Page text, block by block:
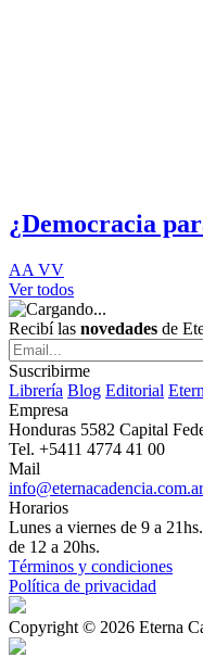
¿Democracia
AA VV
Ver todos
Recibí las novedades de
Suscribirme
Librería Blog Editorial
Empresa
Honduras 5582 Capital
Tel. +5411 4774 41 00
Mail
info@eternacadencia.com.ar
Horarios
Lunes a viernes de 9 a
de 12 a 20hs.
Términos y condiciones
Política de privacidad
Copyright © 2026 Eterna